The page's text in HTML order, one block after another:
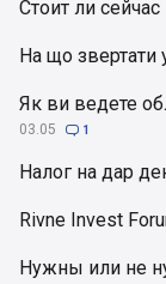
Стоит ли
На що звертати
Як ви ведете
03.05  1
Налог на дар
Rivne Invest
Нужны или не